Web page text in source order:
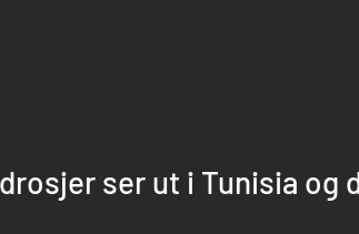
ser ut i Tunisia og